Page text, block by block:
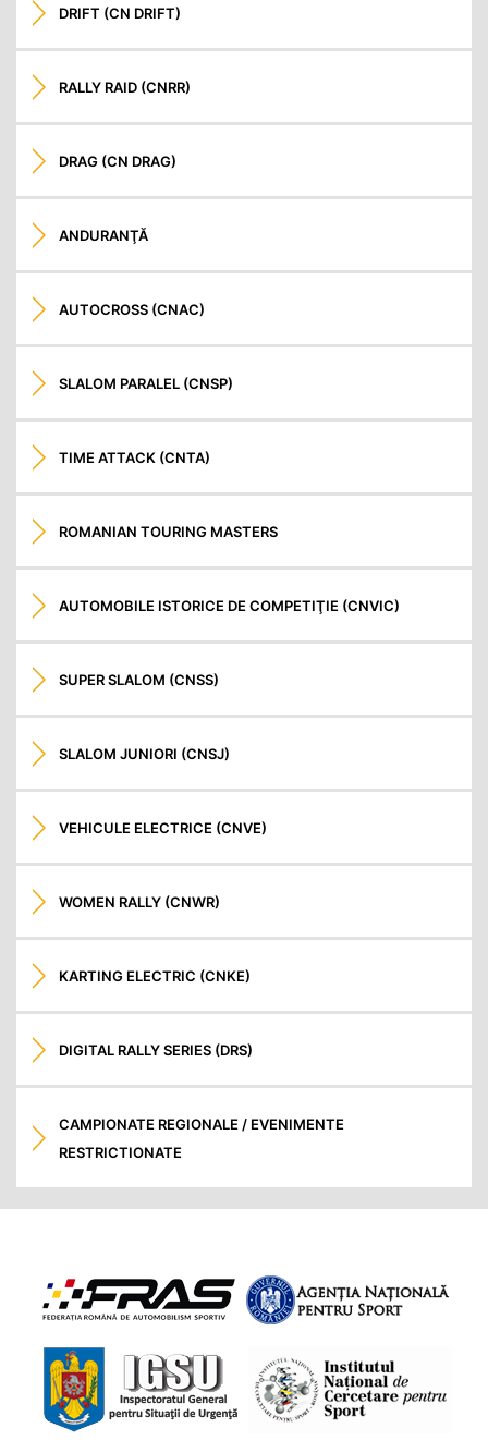
DRIFT (CN DRIFT)
RALLY RAID (CNRR)
DRAG (CN DRAG)
ANDURANŢĂ
AUTOCROSS (CNAC)
SLALOM PARALEL (CNSP)
TIME ATTACK (CNTA)
ROMANIAN TOURING MASTERS
AUTOMOBILE ISTORICE DE COMPETIŢIE (CNVIC)
SUPER SLALOM (CNSS)
SLALOM JUNIORI (CNSJ)
VEHICULE ELECTRICE (CNVE)
WOMEN RALLY (CNWR)
KARTING ELECTRIC (CNKE)
DIGITAL RALLY SERIES (DRS)
CAMPIONATE REGIONALE / EVENIMENTE
RESTRICTIONATE